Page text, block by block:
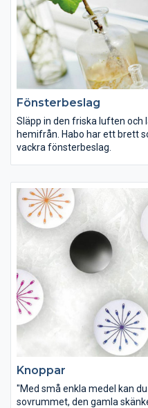
Fönsterbeslag
Släpp in den friska luften och
hemifrån. Habo har ett brett
vackra fönsterbeslag.
Knoppar
"Med små enkla medel kan du
sovrummet, den gamla